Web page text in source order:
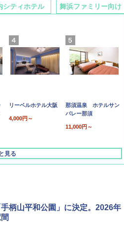
リーベルホテル大阪
4,000円～
那須温泉 ホテルサン
バレー那須
11,000円～
見る
シティホテル 舞浜ファミリー向け
柄山平和公園」に決定。2026年